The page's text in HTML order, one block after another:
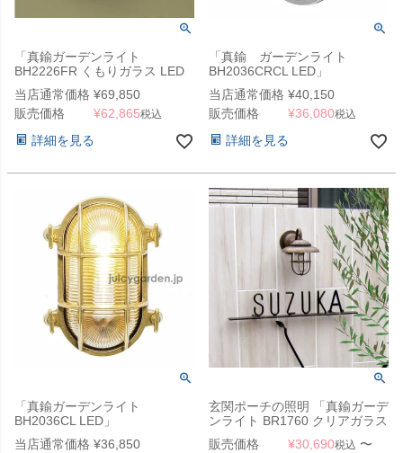
「真鍮ガーデンライト
BH2226FR くもりガラス LED
クローム」
当店通常価格 ¥69,850
販売価格
¥62,865税込
詳細を見る
「真鍮 ガーデンライト
BH2036CRCL LED」
当店通常価格 ¥40,150
販売価格
¥36,080税込
詳細を見る
「真鍮ガーデンライト
BH2036CL LED」
当店通常価格 ¥36,850
玄関ポーチの照明 「真鍮ガーデ
ンライト BR1760 クリアガラス
LED」
販売価格 ¥30,690税込 〜